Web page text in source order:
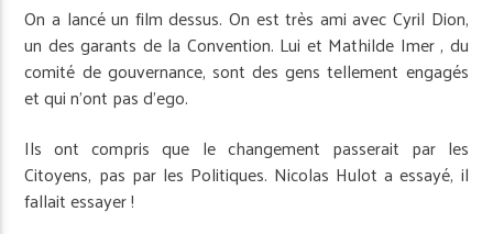
On a lancé un film dessus. On est très ami avec Cyril Dion,
un des garants de la Convention. Lui et Mathilde Imer , du
comité de gouvernance, sont des gens tellement engagés
et qui n’ont pas d’ego.
Ils ont compris que le changement passerait par les
Citoyens, pas par les Politiques. Nicolas Hulot a essayé, il
fallait essayer !